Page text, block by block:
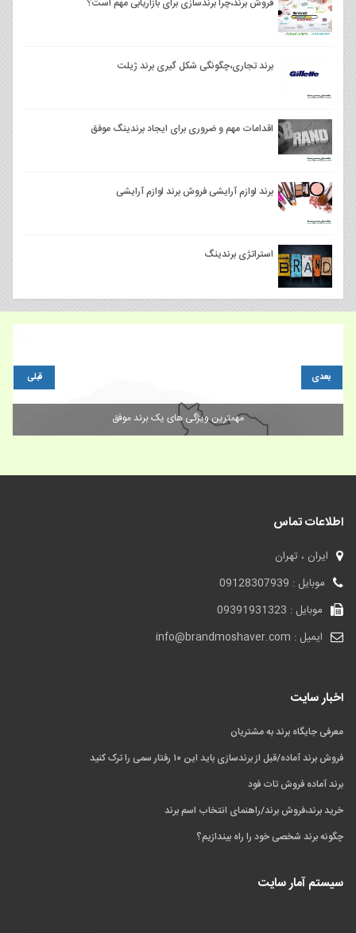
برند تجاری،چگونگی شکل گیری برند ژیلت
اقدامات مهم و ضروری برای ایجاد برندینگ موفق
برند لوازم آرایشی فروش برند لوازم آرایشی
استراتژی برندینگ
مهمترین ویژگی های یک برند موفق
قبلی بعدی
اطلاعات تماس
ایران ، تهران
موبایل : 09128307939
موبایل : 09391931323
ایمیل : info@brandmoshaver.com
اخبار سایت
معرفی جایگاه برند به مشتریان
فروش برند آماده/قبل از برندسازی باید این ۱۰ رفتار سمی را ترک کنید
برند آماده فروش تات فود
خرید برند،فروش برند/راهنمای انتخاب اسم برند
چگونه برند شخصی خود را راه بیندازیم؟
سیستم آمار سایت